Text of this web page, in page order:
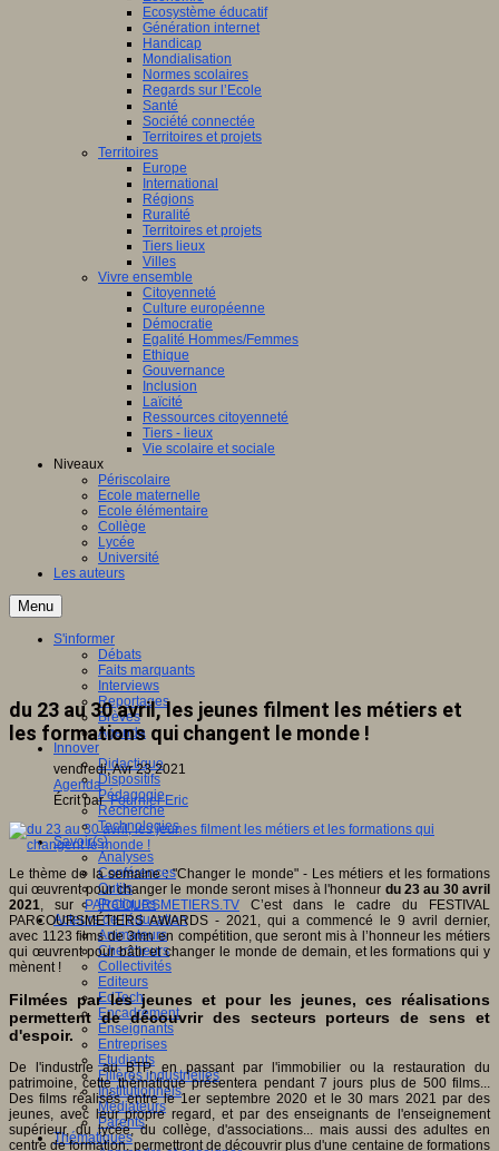
Ecosystème éducatif
Génération internet
Handicap
Mondialisation
Normes scolaires
Regards sur l’Ecole
Santé
Société connectée
Territoires et projets
Territoires
Europe
International
Régions
Ruralité
Territoires et projets
Tiers lieux
Villes
Vivre ensemble
Citoyenneté
Culture européenne
Démocratie
Egalité Hommes/Femmes
Ethique
Gouvernance
Inclusion
Laïcité
Ressources citoyenneté
Tiers - lieux
Vie scolaire et sociale
Niveaux
Périscolaire
Ecole maternelle
Ecole élémentaire
Collège
Lycée
Université
Les auteurs
Menu
S'informer
Débats
Faits marquants
Interviews
Reportages
Brèves
Agenda
Innover
Didactique
Dispositifs
Pédagogie
Recherche
Technologies
Savoir(s)
Analyses
Conférences
Outils
Pratiques
Acteurs de l'éducation
Animateurs
Chercheurs
Collectivités
Editeurs
EdTech
Encadrement
Enseignants
Entreprises
Etudiants
Filières industrielles
Institutionnels
Médiateurs
Parents
Thématiques
du 23 au 30 avril, les jeunes filment les métiers et
les formations qui changent le monde !
vendredi, Avr 23 2021
Agenda
Écrit parFournier Eric
Le thème de la semaine : "Changer le monde" - Les métiers et les formations
qui œuvrent pour changer le monde seront mises à l'honneur du 23 au 30 avril
2021, surPARCOURSMETIERS.TV C’est dans le cadre du FESTIVAL
PARCOURSMÉTIERS AWARDS - 2021, qui a commencé le 9 avril dernier,
avec 1123 films de 3mn en compétition, que seront mis à l’honneur les métiers
qui œuvrent pour bâtir et changer le monde de demain, et les formations qui y
mènent !
Filmées par les jeunes et pour les jeunes, ces réalisations
permettent de découvrir des secteurs porteurs de sens et
d'espoir.
De l'industrie au BTP, en passant par l'immobilier ou la restauration du
patrimoine, cette thématique présentera pendant 7 jours plus de 500 films...
Des films réalisés entre le 1er septembre 2020 et le 30 mars 2021 par des
jeunes, avec leur propre regard, et par des enseignants de l'enseignement
supérieur, du lycée, du collège, d'associations... mais aussi des adultes en
centre de formation, permettront de découvrir plus d'une centaine de formations